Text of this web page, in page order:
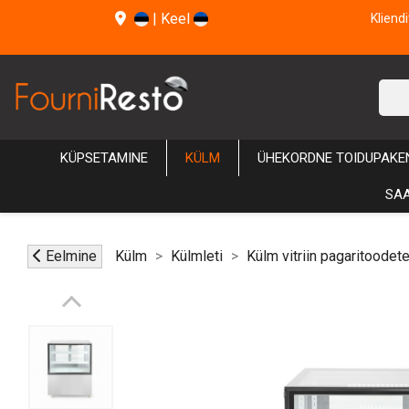
| Keel
KÜPSETAMINE KÜLM ÜHEKORDNE
Eelmine Külm Külmleti Külm vitriin